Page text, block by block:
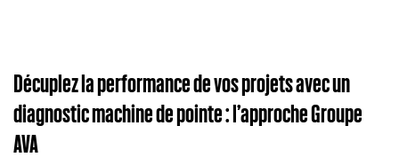
Décuplez la performance de vos projets avec un
diagnostic machine de pointe : l’approche Groupe
AVA